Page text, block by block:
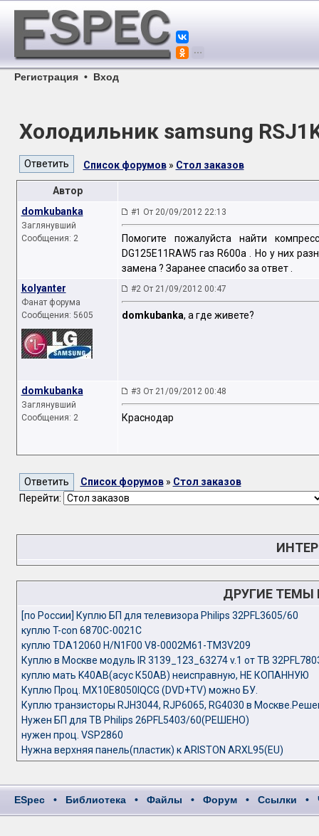
Регистрация • Вход
Холодильник samsung
Список форумов» Стол заказов
Автор
domkubanka
Заглянувший
Сообщения: 2
#1 От 20/09/2012 22:13
Помогите пожалуйста найти
DG125E11RAW5 газ R600a . Но у них
замена ? Заранее спасибо за ответ .
kolyanter
Фанат форума
Сообщения: 5605
#2 От 21/09/2012 00:47
domkubanka, а где живете?
domkubanka
Заглянувший
Сообщения: 2
#3 От 21/09/2012 00:48
Краснодар
Список форумов» Стол заказов
Перейти:
ДРУГИЕ ТЕМЫ
[по России] Куплю БП для телевизора Philips 32PFL3605/60
куплю T-con 6870C-0021C
куплю TDA12060 H/N1F00 V8-0002M61-TM3V209
Куплю в Москве модуль IR 3139_123_63274 v.1 от ТВ
куплю мать K40AB(асус К50АВ) неисправную, НЕ КОПАННУЮ
Куплю Проц. MX10E8050IQCG (DVD+TV) можно БУ.
Куплю транзисторы RJH3044, RJP6065, RG4030 в
Нужен БП для ТВ Philips 26PFL5403/60(РЕШЕНО)
нужен проц. VSP2860
Нужна верхняя панель(пластик) к ARISTON ARXL95(EU)
ESpec • Библиотека • Файлы • Форум • Ссылки •